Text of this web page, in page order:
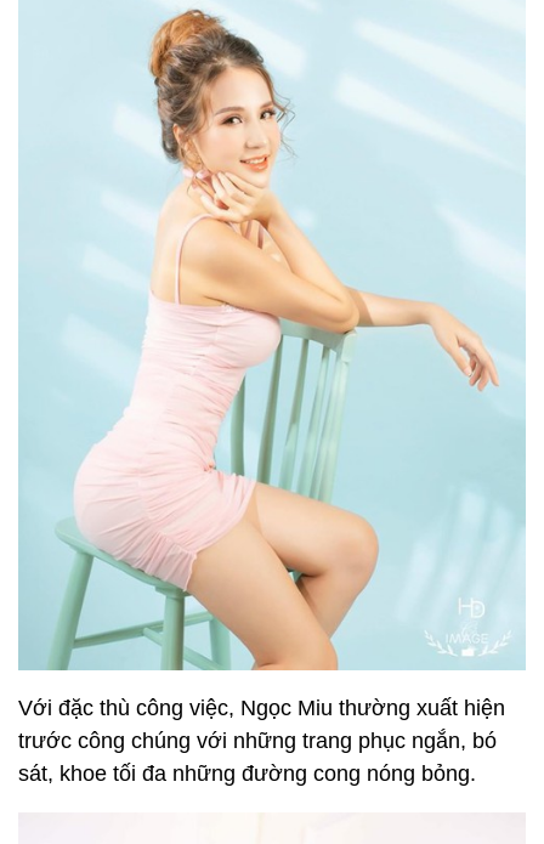
Với đặc thù công việc, Ngọc Miu thường xuất hiện
trước công chúng với những trang phục ngắn, bó
sát, khoe tối đa những đường cong nóng bỏng.